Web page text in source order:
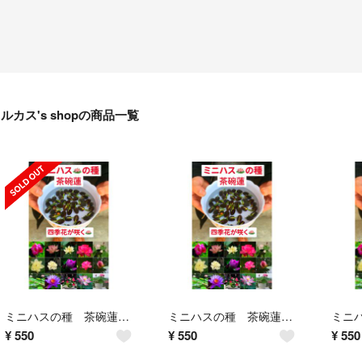
ルカス's shopの商品一覧
ミニハスの種 茶碗蓮 ハスの種 混色屋内外植付け可能 お得な値段設定 10粒入り
¥550
ミニハスの種 茶碗蓮 ハスの種 混色屋内外植付け可能 お得な値段設定 10粒入り
¥550 ¥ 550